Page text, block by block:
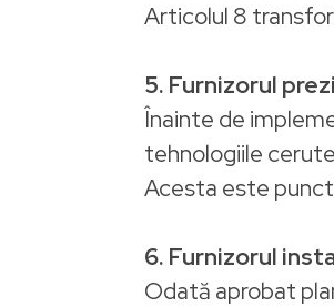
Articolul 8
5. Furnizorul
Înainte de
tehnologiile
Acesta este
6. Furnizorul
Odată aprobat